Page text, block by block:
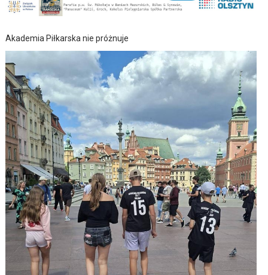
Akademia Piłkarska nie próżnuje